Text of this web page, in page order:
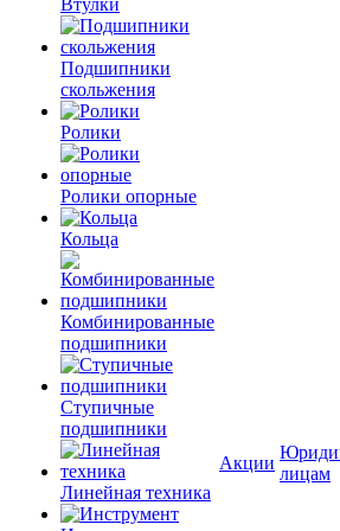
Втулки
Подшипники
скольжения
Ролики
Ролики опорные
Кольца
Комбинированные
подшипники
Ступичные
подшипники
Линейная техника
Акции
лицам